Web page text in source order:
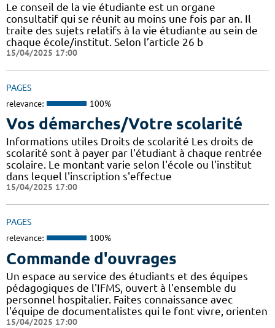
Le conseil de la vie étudiante est un organe
consultatif qui se réunit au moins une fois par an. Il
traite des sujets relatifs à la vie étudiante au sein de
chaque école/institut. Selon l’article 26 b
15/04/2025 17:00
PAGES
relevance: 100%
Vos démarches/Votre scolarité
Informations utiles Droits de scolarité Les droits de
scolarité sont à payer par l'étudiant à chaque rentrée
scolaire. Le montant varie selon l'école ou l'institut
dans lequel l'inscription s'effectue
15/04/2025 17:00
PAGES
relevance: 100%
Commande d'ouvrages
Un espace au service des étudiants et des équipes
pédagogiques de l'IFMS, ouvert à l'ensemble du
personnel hospitalier. Faites connaissance avec
l'équipe de documentalistes qui le font vivre, orienten
15/04/2025 17:00